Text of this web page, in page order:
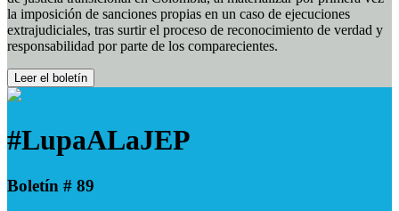
la imposición de sanciones propias en un caso de ejecuciones
extrajudiciales, tras surtir el proceso de reconocimiento de verdad y
responsabilidad por parte de los comparecientes.
Leer el boletín
#LupaALaJEP
Boletín # 89